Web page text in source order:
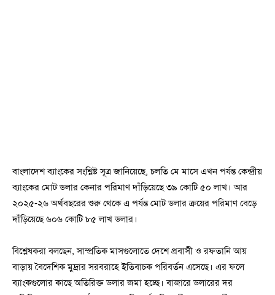
বাংলাদেশ ব্যাংকের সংশ্লিষ্ট সূত্র জানিয়েছে, চলতি মে মাসে এখন পর্যন্ত কেন্দ্রীয়
ব্যাংকের মোট ডলার কেনার পরিমাণ দাঁড়িয়েছে ৩৯ কোটি ৫০ লাখ। আর
২০২৫-২৬ অর্থবছরের শুরু থেকে এ পর্যন্ত মোট ডলার ক্রয়ের পরিমাণ বেড়ে
দাঁড়িয়েছে ৬০৬ কোটি ৮৫ লাখ ডলার।
বিশ্লেষকরা বলছেন, সাম্প্রতিক মাসগুলোতে দেশে প্রবাসী ও রফতানি আয়
বাড়ায় বৈদেশিক মুদ্রার সরবরাহে ইতিবাচক পরিবর্তন এসেছে। এর ফলে
ব্যাংকগুলোর কাছে অতিরিক্ত ডলার জমা হচ্ছে। বাজারে ডলারের দর